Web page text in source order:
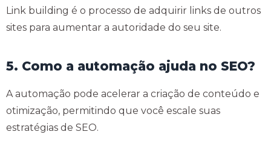
Link building é o processo de adquirir links de outros
sites para aumentar a autoridade do seu site.
5. Como a automação ajuda no SEO?
A automação pode acelerar a criação de conteúdo e
otimização, permitindo que você escale suas
estratégias de SEO.